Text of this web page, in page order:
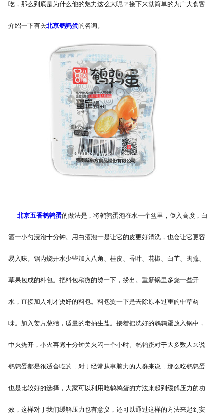
吃，那么到底是为什么他的魅力这么大呢？接下来就简单的为广大食客
介绍一下有关北京鹌鹑蛋的咨询。
北京五香鹌鹑蛋的做法是，将鹌鹑蛋泡在水一个盆里，倒入高度，白
酒一小勺浸泡十分钟。用白酒泡一是让它的皮更好清洗，也会让它更容
易入味。锅内烧开水少些加入八角、桂皮、香叶、花椒、白芷、肉蔻、
草果包成的料包。把料包稍微的烫一下，捞出。重新锅里多烧一些开
水，直接加入刚才烫好的料包。料包烫一下是去除原本过重的中草药
味。加入姜片葱结，适量的老抽生盐。接着把洗好的鹌鹑蛋放入锅中，
中火烧开，小火再煮十分钟关火闷一个小时。鹌鹑蛋对于大多数人来说
鹌鹑蛋都是很适合吃的，对于经常从事脑力的人群来说，那么吃鹌鹑蛋
也是比较好的选择，大家可以利用吃鹌鹑蛋的方法来起到缓解压力的功
效，这样对于我们缓解压力也有意义，还可以通过这样的方法来起到安